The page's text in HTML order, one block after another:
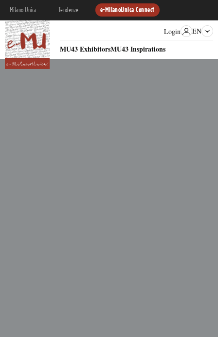
Milano Unica Tendenze e-MilanoUnica Connect
MU43 ExhibitorsMU43 Inspirations
Login EN